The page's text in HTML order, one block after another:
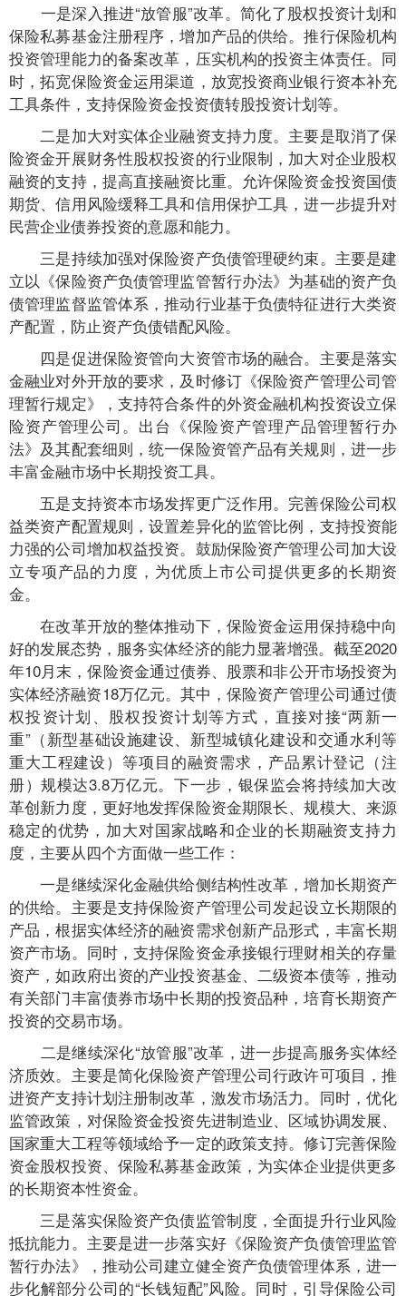
一是深入推进“放管服”改革。简化了股权投资计划和
保险私募基金注册程序，增加产品的供给。推行保险机构
投资管理能力的备案改革，压实机构的投资主体责任。同
时，拓宽保险资金运用渠道，放宽投资商业银行资本补充
工具条件，支持保险资金投资债转股投资计划等。
二是加大对实体企业融资支持力度。主要是取消了保
险资金开展财务性股权投资的行业限制，加大对企业股权
融资的支持，提高直接融资比重。允许保险资金投资国债
期货、信用风险缓释工具和信用保护工具，进一步提升对
民营企业债券投资的意愿和能力。
三是持续加强对保险资产负债管理硬约束。主要是建
立以《保险资产负债管理监管暂行办法》为基础的资产负
债管理监督监管体系，推动行业基于负债特征进行大类资
产配置，防止资产负债错配风险。
四是促进保险资管向大资管市场的融合。主要是落实
金融业对外开放的要求，及时修订《保险资产管理公司管
理暂行规定》，支持符合条件的外资金融机构投资设立保
险资产管理公司。出台《保险资产管理产品管理暂行办
法》及其配套细则，统一保险资管产品有关规则，进一步
丰富金融市场中长期投资工具。
五是支持资本市场发挥更广泛作用。完善保险公司权
益类资产配置规则，设置差异化的监管比例，支持投资能
力强的公司增加权益投资。鼓励保险资产管理公司加大设
立专项产品的力度，为优质上市公司提供更多的长期资
金。
在改革开放的整体推动下，保险资金运用保持稳中向
好的发展态势，服务实体经济的能力显著增强。截至2020
年10月末，保险资金通过债券、股票和非公开市场投资为
实体经济融资18万亿元。其中，保险资产管理公司通过债
权投资计划、股权投资计划等方式，直接对接“两新一
重”（新型基础设施建设、新型城镇化建设和交通水利等
重大工程建设）等项目的融资需求，产品累计登记（注
册）规模达3.8万亿元。下一步，银保监会将持续加大改
革创新力度，更好地发挥保险资金期限长、规模大、来源
稳定的优势，加大对国家战略和企业的长期融资支持力
度，主要从四个方面做一些工作：
一是继续深化金融供给侧结构性改革，增加长期资产
的供给。主要是支持保险资产管理公司发起设立长期限的
产品，根据实体经济的融资需求创新产品形式，丰富长期
资产市场。同时，支持保险资金承接银行理财相关的存量
资产，如政府出资的产业投资基金、二级资本债等，推动
有关部门丰富债券市场中长期的投资品种，培育长期资产
投资的交易市场。
二是继续深化“放管服”改革，进一步提高服务实体经
济质效。主要是简化保险资产管理公司行政许可项目，推
进资产支持计划注册制改革，激发市场活力。同时，优化
监管政策，对保险资金投资先进制造业、区域协调发展、
国家重大工程等领域给予一定的政策支持。修订完善保险
资金股权投资、保险私募基金政策，为实体企业提供更多
的长期资本性资金。
三是落实保险资产负债监管制度，全面提升行业风险
抵抗能力。主要是进一步落实好《保险资产负债管理监管
暂行办法》，推动公司建立健全资产负债管理体系，进一
步化解部分公司的“长钱短配”风险。同时，引导保险公司